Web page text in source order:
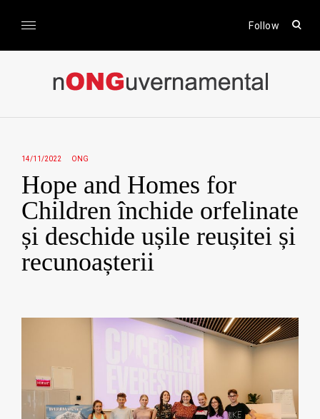
Follow
open
form
nONGuvernamental
14/11/2022 ONG
Hope and Homes for
Children închide orfelinate
și deschide ușile reușitei și
recunoașterii